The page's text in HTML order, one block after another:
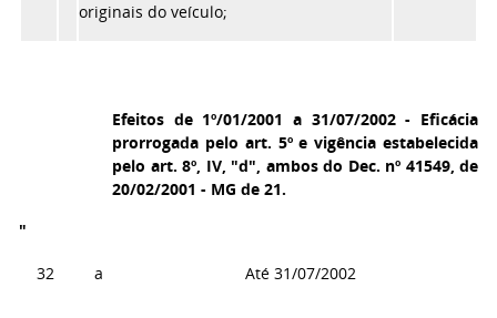
originais do veículo;
Efeitos de 1º/01/2001 a 31/07/2002 - Eficácia
prorrogada pelo art. 5º e vigência estabelecida
pelo art. 8º, IV, "d", ambos do Dec. nº 41549, de
20/02/2001 - MG de 21.
"
32 a Até 31/07/2002